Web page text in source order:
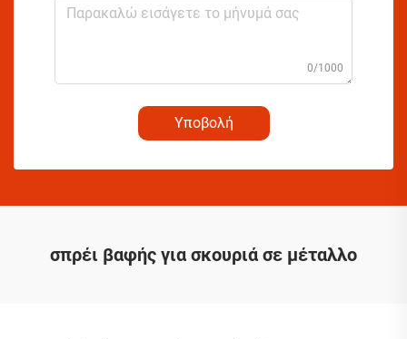
0/1000
Υποβολή
σπρέι βαφής για σκουριά σε μέταλλο